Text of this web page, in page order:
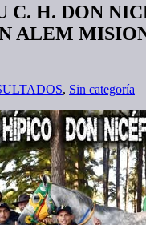
C. H. DON
ALEM
, Sin categoría